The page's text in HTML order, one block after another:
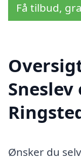
Få tilbud,
Ønsker du